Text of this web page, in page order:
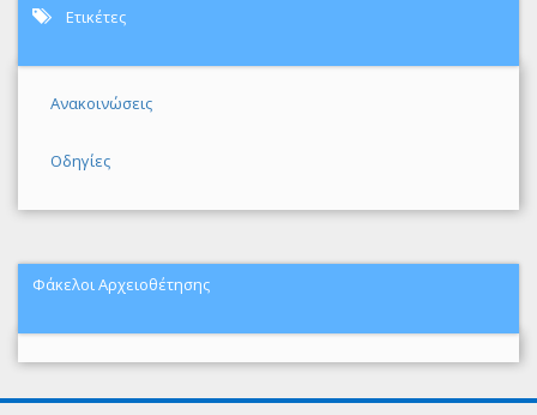
Ετικέτες
Ανακοινώσεις
Οδηγίες
Φάκελοι Αρχειοθέτησης